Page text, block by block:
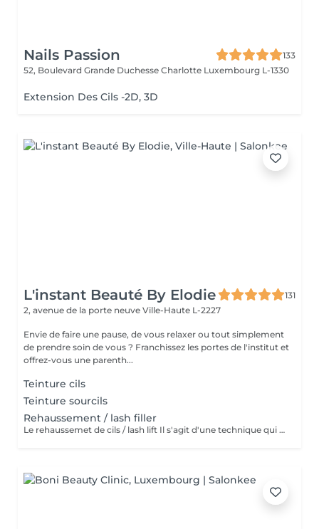
Nails Passion
133
52, Boulevard Grande Duchesse Charlotte Luxembourg L-1330
Extension Des Cils -2D, 3D
L'instant Beauté By Elodie
131
2, avenue de la porte neuve Ville-Haute L-2227
Envie de faire une pause, de vous relaxer ou tout simplement
de prendre soin de vous ? Franchissez les portes de l'institut et
offrez-vous une parenth...
Teinture cils
Teinture sourcils
Rehaussement / lash filler
Le rehaussemet de cils / lash lift Il s'agit d'une technique qui consiste à recourber, rehausser les cils naturels pour une periode de 4 à 6 semaines.le simple rehaussement ne comprend pas la teinture et le soin à la kératine contrairement au soin lash botox Technique qui permet de rehausser, améliorer, soigner et épaissir les cils. Le soin lash botox / keratine appliquer est un soin complet pour vos cils. Précautions a prendre : Venir sans lentilles de contact Eviter l'exposition au soleil et mouiller les cils 24 heures après